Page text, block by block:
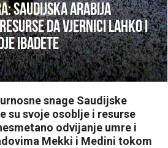
Saudijska Arabija
da vjernici lahko i
ibadete
snage Saudijske
su svoje osoblje i resurse
odvijanje umre i
Mekki i Medini tokom